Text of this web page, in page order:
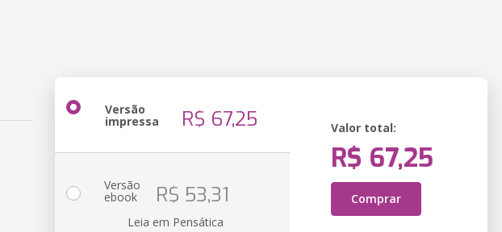
Versão
impressa R$ 67,25 Valor total:
R$ 67,25
Comprar
Versão
ebook R$ 53,31
Leia em Pensática